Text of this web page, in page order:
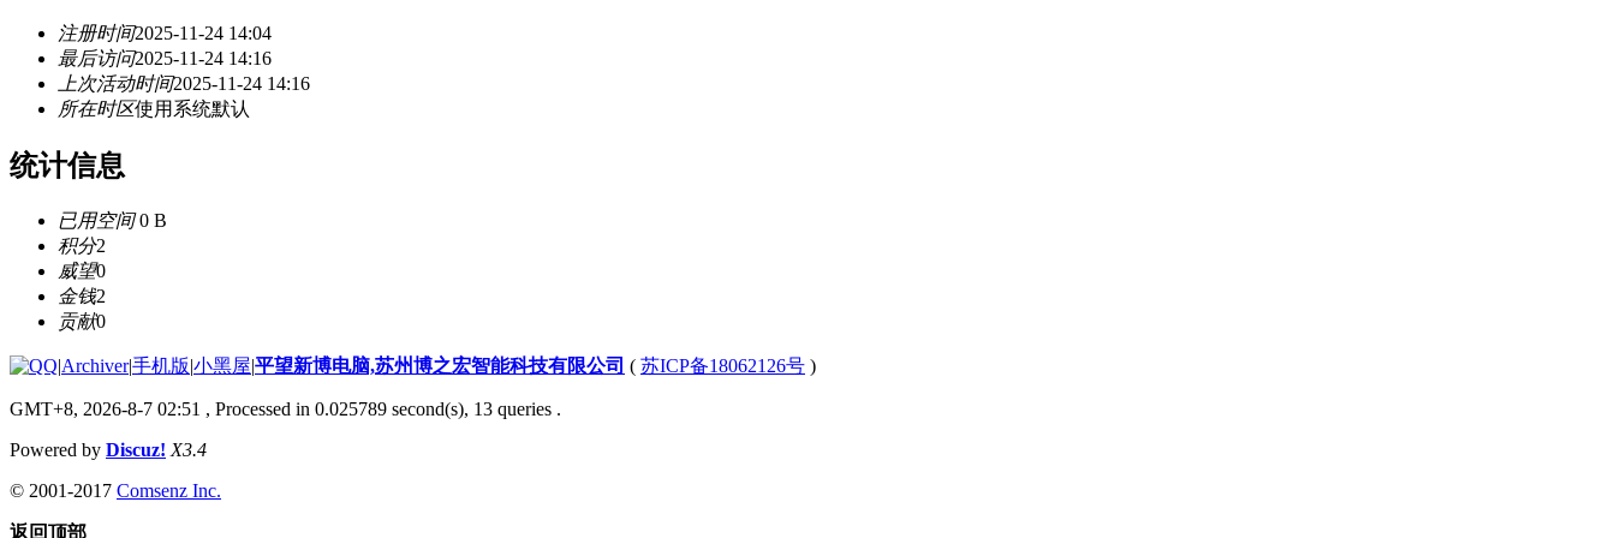
注册时间2025-11-24 14:04
最后访问2025-11-24 14:16
上次活动时间2025-11-24 14:16
所在时区使用系统默认
统计信息
已用空间0 B
积分2
威望0
金钱2
贡献0
|Archiver|手机版|小黑屋|平望新博电脑,苏州博之宏智能科技有限公司 ( 苏ICP备18062126号 )
GMT+8, 2026-8-7 02:51 , Processed in 0.025789 second(s), 13 queries .
Powered by Discuz! X3.4
© 2001-2017 Comsenz Inc.
返回顶部